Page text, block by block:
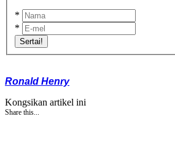
*
*
Sertai!
Ronald Henry
Kongsikan artikel ini
Share this...